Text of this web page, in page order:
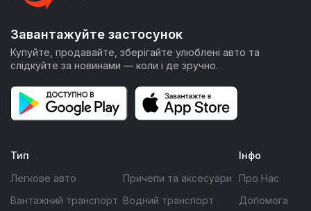
Завантажуйте застосунок
Купуйте, продавайте, зберігайте улюблені авто та
слідкуйте за новинами — коли і де зручно.
Тип
Легкове авто
Вантажний транспорт
Причепи та аксесуари
Водний транспорт
Інфо
Про Нас
Допомога